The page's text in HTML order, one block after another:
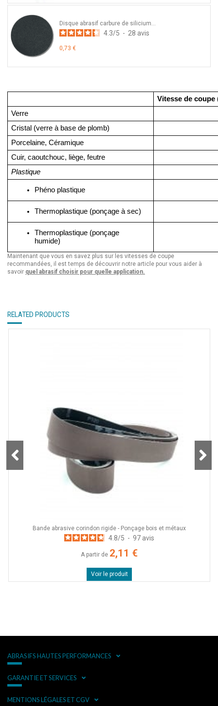
Disque abrasif carbure de silicium...
4.3/5 - 28 avis
0,73 €
Vitesse de coupe
Verre
Cristal (verre à base de plomb)
Porcelaine, Céramique
Cuir, caoutchouc, liège, feutre
Plastique
Phéno plastique
Thermoplastique (ponçage à sec)
Thermoplastique (ponçage
humide)
Maintenant que vous en savez plus sur les vitesses de coupe
recommandées, il est temps de découvrir notre article pour vous aider à
savoir quel abrasif choisir pour quelle application.
RELATED PRODUCTS
Bande abrasive corindon rigide - Ponçage bois et métaux
4.8/5 - 97 avis
A partir de 2,11 €
Voir le produit
ABRASIFS HAUTES PERFORMANCES
GARANTIE ET SERVICES
MENTIONS LÉGALES ET CGV